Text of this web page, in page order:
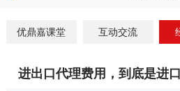
优鼎嘉课堂 互动交流
进出口代理费用，到底是进